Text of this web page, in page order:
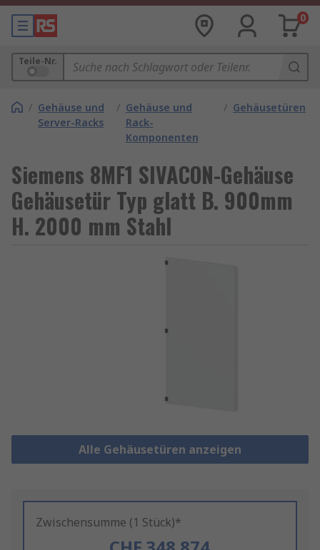
0
Teile-Nr.
/ Gehäuse und
Server-Racks
/ Gehäuse und
Rack-
Komponenten
/ Gehäusetüren
Siemens 8MF1 SIVACON-Gehäuse
Gehäusetür Typ glatt B. 900mm
H. 2000 mm Stahl
Alle Gehäusetüren anzeigen
Zwischensumme (1 Stück)*